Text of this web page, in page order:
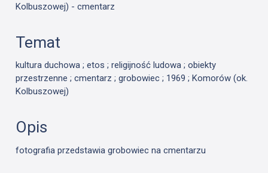
Kolbuszowej) - cmentarz
Temat
kultura duchowa ; etos ; religijność ludowa ; obiekty
przestrzenne ; cmentarz ; grobowiec ; 1969 ; Komorów (ok.
Kolbuszowej)
Opis
fotografia przedstawia grobowiec na cmentarzu